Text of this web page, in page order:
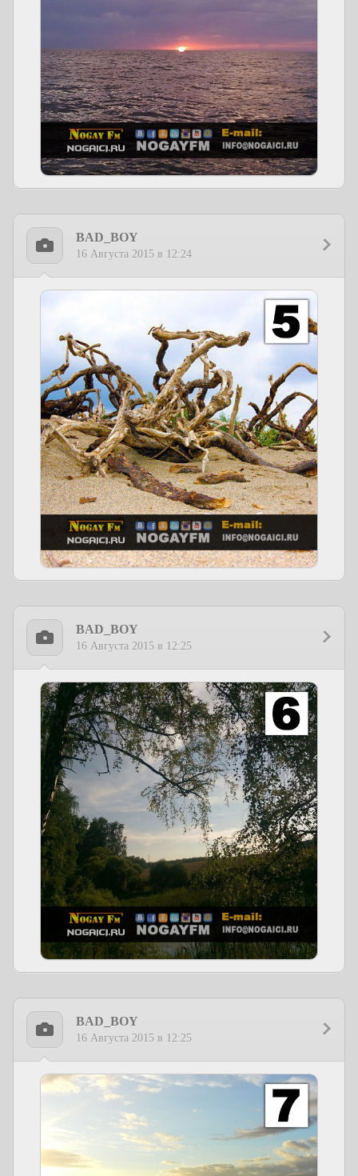
BAD_BOY
16 Августа 2015 в 12:24
BAD_BOY
16 Августа 2015 в 12:25
BAD_BOY
16 Августа 2015 в 12:25